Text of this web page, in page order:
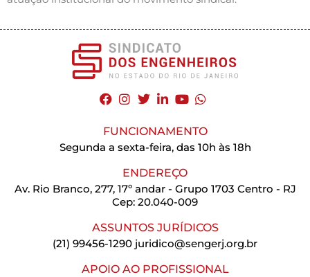
FUNCIONAMENTO
Segunda a sexta-feira, das 10h às 18h
ENDEREÇO
Av. Rio Branco, 277, 17º andar - Grupo 1703 Centro - RJ
Cep: 20.040-009
ASSUNTOS JURÍDICOS
(21) 99456-1290 juridico@sengerj.org.br
APOIO AO PROFISSIONAL